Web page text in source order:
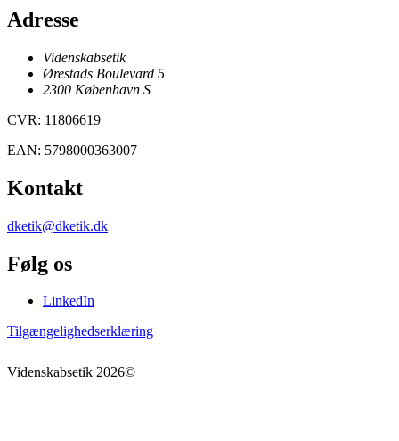
Adresse
Videnskabsetik
Ørestads Boulevard 5
2300 København S
CVR: 11806619
EAN: 5798000363007
Kontakt
dketik@dketik.dk
Følg os
LinkedIn
Tilgængelighedserklæring
Videnskabsetik 2026©